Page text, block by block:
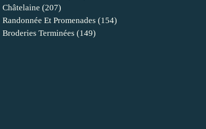
Châtelaine (207)
Randonnée Et Promenades (154)
Broderies Terminées (149)